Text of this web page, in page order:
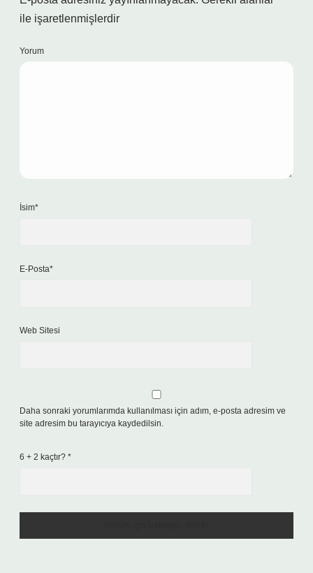
ile işaretlenmişlerdir
Yorum
İsim*
E-Posta*
Web Sitesi
Daha sonraki yorumlarımda kullanılması için adım, e-posta adresim ve
site adresim bu tarayıcıya kaydedilsin.
6 + 2 kaçtır? *